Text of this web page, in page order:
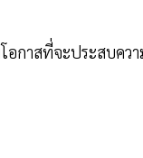
อกาสที่จะประสบควา